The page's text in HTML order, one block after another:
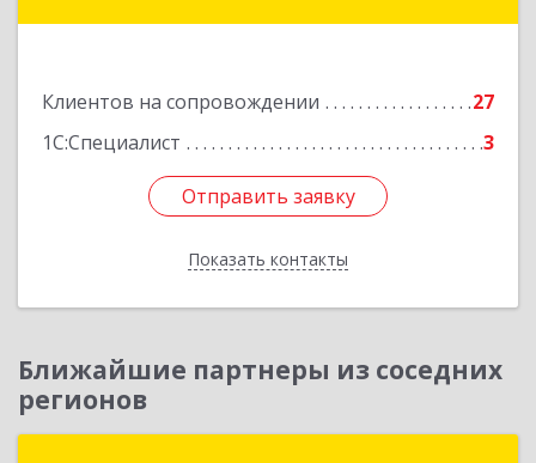
Клиентов на сопровождении
27
1С:Специалист
3
Отправить заявку
Показать контакты
Отправить заявку
Назад
Ближайшие партнеры из соседних
регионов